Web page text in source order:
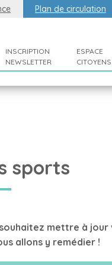
Plan de circulation
INSCRIPTION
NEWSLETTER
ESPACE
CITOYENS
sports
mettre à
allons y remédier !